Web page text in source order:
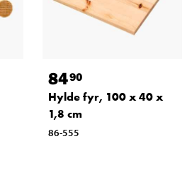
8490
Hylde fyr, 100 x 40 x
1,8 cm
86-555